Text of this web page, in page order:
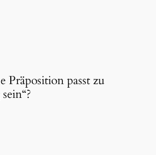
Präposition passt zu